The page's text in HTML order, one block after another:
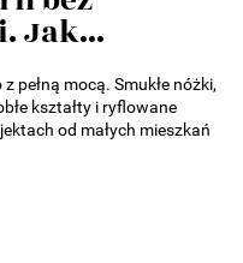
Jak...
pełną mocą. Smukłe nóżki,
kształty i ryflowane
od małych mieszkań